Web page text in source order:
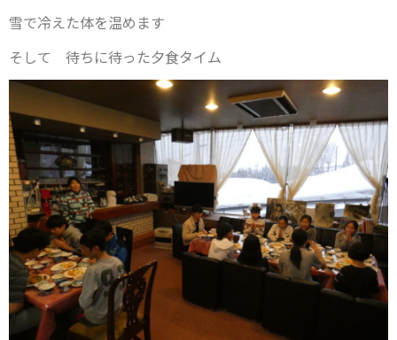
雪で冷えた体を温めます
そして 待ちに待った夕食タイム